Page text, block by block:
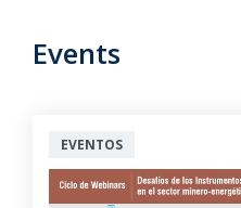
Events
EVENTOS